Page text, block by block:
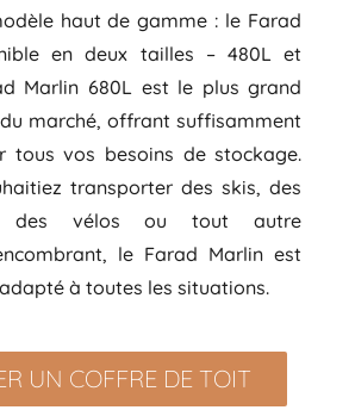
haut de gamme : le Farad
en deux tailles – 480L et
Marlin 680L est le plus grand
marché, offrant suffisamment
tous vos besoins de stockage.
transporter des skis, des
des vélos ou tout autre
le Farad Marlin est
à toutes les situations.
UN COFFRE DE TOIT